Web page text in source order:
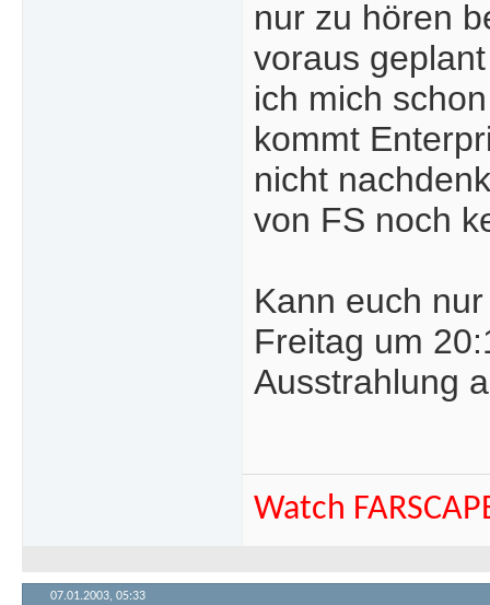
nur zu hören
voraus
ich mich
kommt
nicht
von FS noch
Kann euch
Freitag um
Ausstrahlung
Watch
07.01.2003, 05:33